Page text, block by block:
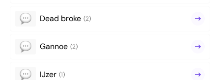
Dead broke (2)
Gannoe (2)
IJzer (1)